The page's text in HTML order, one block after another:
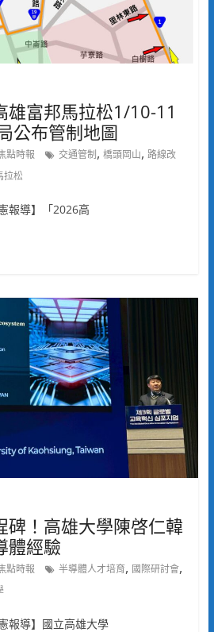
雄富邦馬拉松1/10-11
公布管制地圖
點時報 交通管制 , 橋頭岡山, 路線改
拉松
報導】「2026高
碑！高雄大學陳啓仁韓
體經驗
點時報 半導體人才培育, 國際研討會,
報導】國立高雄大學